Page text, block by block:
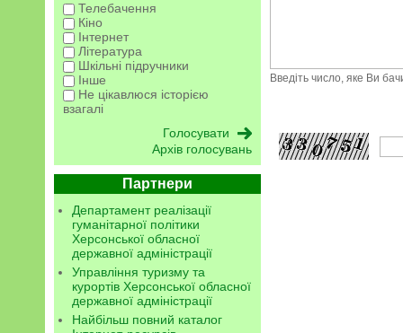
Телебачення
Кіно
Інтернет
Література
Шкільні підручники
Інше
Не цікавлюся історією
взагалі
Архів голосувань
Партнери
Департамент реалізації
гуманітарної політики
Херсонської обласної
державної адміністрації
Управління туризму та
курортів Херсонської обласної
державної адміністрації
Найбільш повний каталог
Введіть число, яке Ви